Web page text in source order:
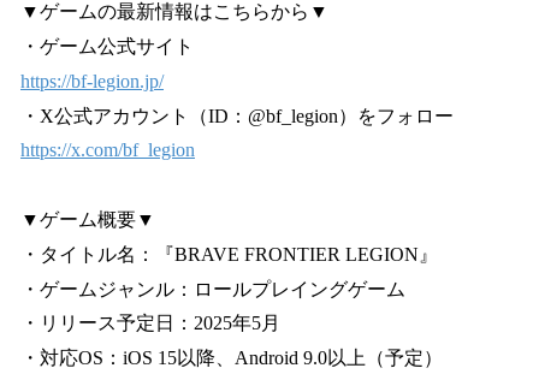
▼ゲームの最新情報はこちらから▼
・ゲーム公式サイト
https://bf-legion.jp/
・X公式アカウント（ID：@bf_legion）をフォロー
https://x.com/bf_legion
▼ゲーム概要▼
・タイトル名：『BRAVE FRONTIER LEGION』
・ゲームジャンル：ロールプレイングゲーム
・リリース予定日：2025年5月
・対応OS：iOS 15以降、Android 9.0以上（予定）